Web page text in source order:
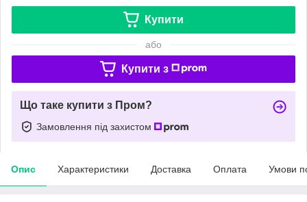
Купити
або
Купити з
Що таке купити з Пром?
Замовлення під захистом
Опис Характеристики Доставка Оплата Умови